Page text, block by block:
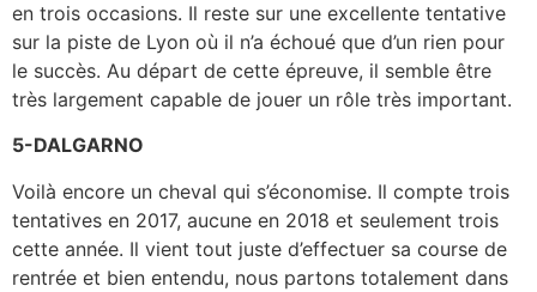
en trois occasions. Il reste sur une excellente tentative
sur la piste de Lyon où il n’a échoué que d’un rien pour
le succès. Au départ de cette épreuve, il semble être
très largement capable de jouer un rôle très important.
5-DALGARNO
Voilà encore un cheval qui s’économise. Il compte trois
tentatives en 2017, aucune en 2018 et seulement trois
cette année. Il vient tout juste d’effectuer sa course de
rentrée et bien entendu, nous partons totalement dans